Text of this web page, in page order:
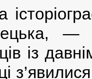
—
із